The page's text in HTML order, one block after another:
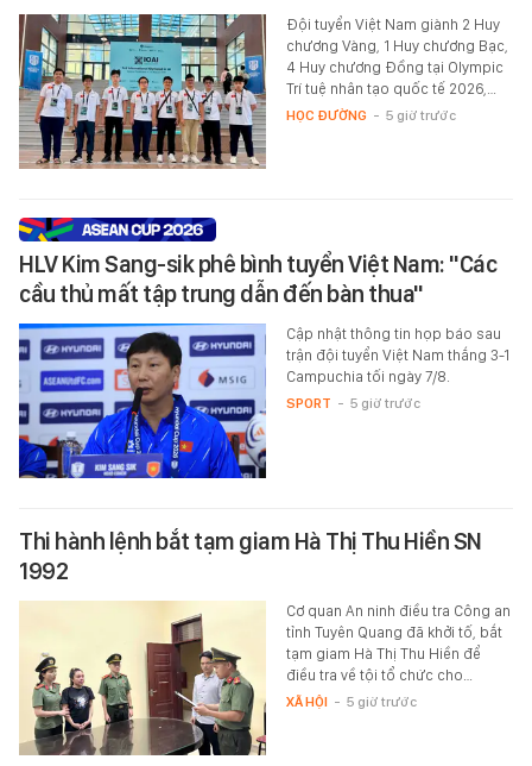
Đội tuyển Việt Nam giành 2 Huy
chương Vàng, 1 Huy chương Bạc,
4 Huy chương Đồng tại Olympic
Trí tuệ nhân tạo quốc tế 2026,…
HỌC ĐƯỜNG - 5 giờ trước
HLV Kim Sang-sik phê bình tuyển Việt Nam: "Các
cầu thủ mất tập trung dẫn đến bàn thua"
Cập nhật thông tin họp báo sau
trận đội tuyển Việt Nam thắng 3-1
Campuchia tối ngày 7/8.
SPORT - 5 giờ trước
Thi hành lệnh bắt tạm giam Hà Thị Thu Hiền SN
1992
Cơ quan An ninh điều tra Công an
tỉnh Tuyên Quang đã khởi tố, bắt
tạm giam Hà Thị Thu Hiền để
điều tra về tội tổ chức cho…
XÃ HỘI - 5 giờ trước